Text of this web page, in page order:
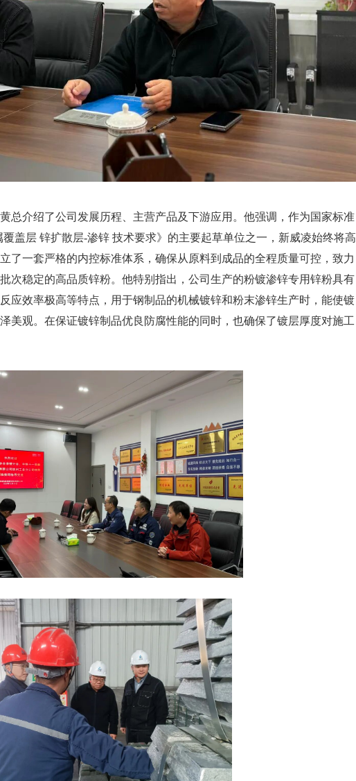
总介绍了公司发展历程、主营产品及下游应用。他强调，作为国家标准
覆盖层 锌扩散层-渗锌 技术要求》的主要起草单位之一，新威凌始终将高
了一套严格的内控标准体系，确保从原料到成品的全程质量可控，致力
次稳定的高品质锌粉。他特别指出，公司生产的粉镀渗锌专用锌粉具有
应效率极高等特点，用于钢制品的机械镀锌和粉末渗锌生产时，能使镀
美观。在保证镀锌制品优良防腐性能的同时，也确保了镀层厚度对施工